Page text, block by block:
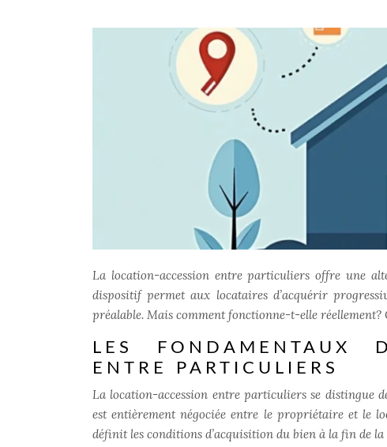
La location-accession entre particuliers offre une
dispositif permet aux locataires d’acquérir
préalable. Mais comment fonctionne-t-elle réellement?
LES FONDAMENTAUX
ENTRE PARTICULIERS
La location-accession entre particuliers se distingue
est entièrement négociée entre le propriétaire et le
définit les conditions d’acquisition du bien à la fin de